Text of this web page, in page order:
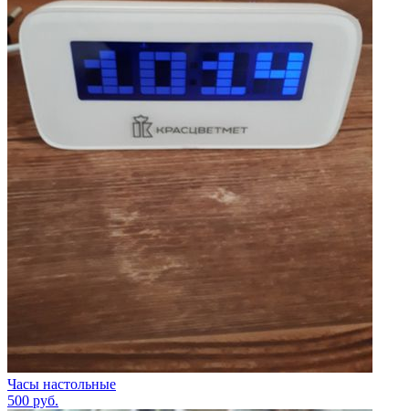
Часы настольные
500 руб.